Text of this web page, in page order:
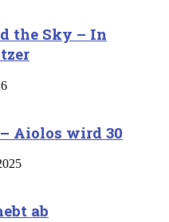
the Sky – In
Aiolos wird 30
ab